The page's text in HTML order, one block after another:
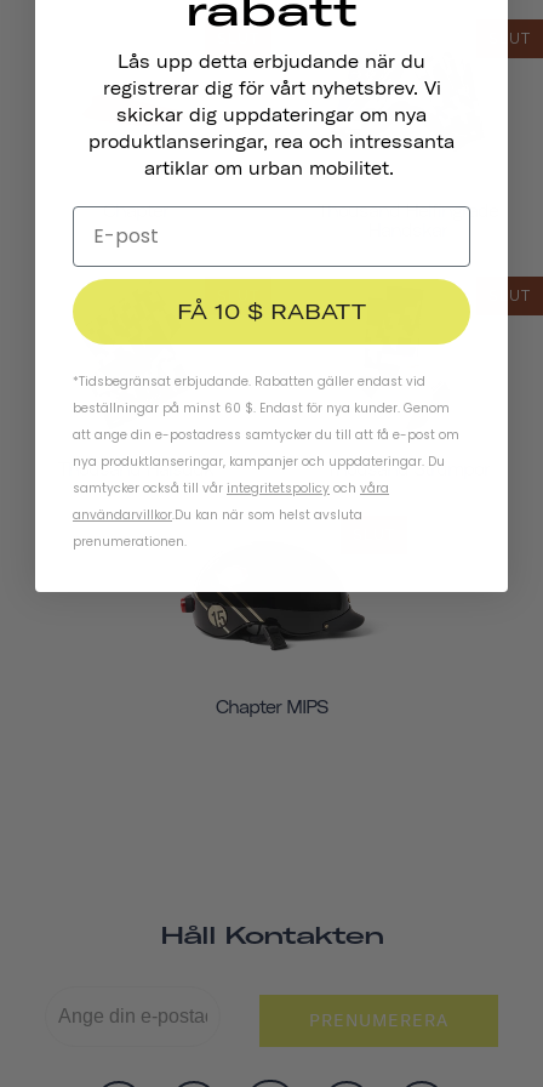
Chapter
SLUT
Thousand Helfingrade
Thousand Halsduk
SLUT
Thousand Strumpor
Chapter MIPS
Håll Kontakten
PRENUMERERA
Lås upp detta erbjudande när du
registrerar dig för vårt nyhetsbrev. Vi
skickar dig uppdateringar om nya
produktlanseringar, rea och intressanta
artiklar om urban mobilitet.
FÅ 10 $ RABATT
*Tidsbegränsat erbjudande. Rabatten gäller endast vid
beställningar på minst 60 $. Endast för nya kunder. Genom
att ange din e-postadress samtycker du till att få e-post om
nya produktlanseringar, kampanjer och uppdateringar. Du
samtycker också till vår integritetspolicy och våra
användarvillkor.Du kan när som helst avsluta
prenumerationen.